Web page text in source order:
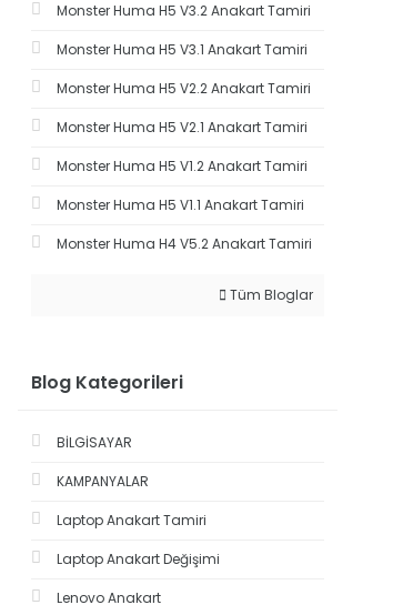
Monster Huma H5 V3.2 Anakart Tamiri
Monster Huma H5 V3.1 Anakart Tamiri
Monster Huma H5 V2.2 Anakart Tamiri
Monster Huma H5 V2.1 Anakart Tamiri
Monster Huma H5 V1.2 Anakart Tamiri
Monster Huma H5 V1.1 Anakart Tamiri
Monster Huma H4 V5.2 Anakart Tamiri
Tüm Bloglar
Blog Kategorileri
BİLGİSAYAR
KAMPANYALAR
Laptop Anakart Tamiri
Laptop Anakart Değişimi
Lenovo Anakart